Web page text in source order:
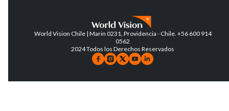
World Vision Chile | Marin 0231, Providencia - Chile. +56 600 914
0562
2024 Todos los Derechos Reservados